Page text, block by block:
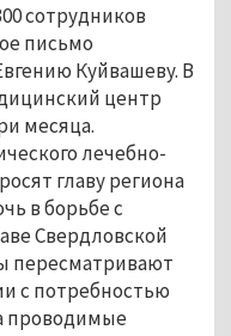
сотрудников
письмо
Куйвашеву. В
центр
месяца.
лечебно-
главу региона
в борьбе с
Свердловской
пересматривают
с потребностью
проводимые